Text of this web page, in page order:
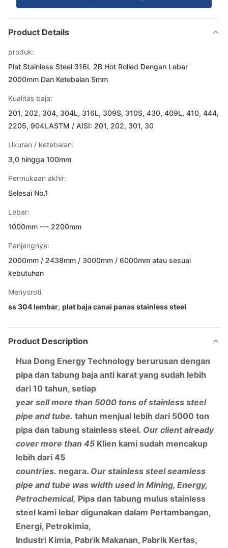
Product Details
produk:
Plat Stainless Steel 316L 2B Hot Rolled Dengan Lebar
2000mm Dan Ketebalan 5mm
Kualitas baja:
201, 202, 304, 304L, 316L, 309S, 310S, 430, 409L, 410, 444,
2205, 904LASTM / AISI: 201, 202, 301, 30
Ukuran / ketebalan:
3,0 hingga 100mm
Permukaan akhir:
Selesai No.1
Lebar:
1000mm --- 2200mm
Panjangnya:
2000mm / 2438mm / 3000mm / 6000mm atau sesuai
kebutuhan
Menyoroti
ss 304 lembar, plat baja canai panas stainless steel
Product Description
Hua Dong Energy Technology berurusan dengan
pipa dan tabung baja anti karat yang sudah lebih
dari 10 tahun, setiap
year sell more than 5000 tons of stainless steel
pipe and tube. tahun menjual lebih dari 5000 ton
pipa dan tabung stainless steel. Our client already
cover more than 45 Klien kami sudah mencakup
lebih dari 45
countries. negara. Our stainless steel seamless
pipe and tube was width used in Mining, Energy,
Petrochemical, Pipa dan tabung mulus stainless
steel kami lebar digunakan dalam Pertambangan,
Energi, Petrokimia,
Industri Kimia, Pabrik Makanan, Pabrik Kertas,